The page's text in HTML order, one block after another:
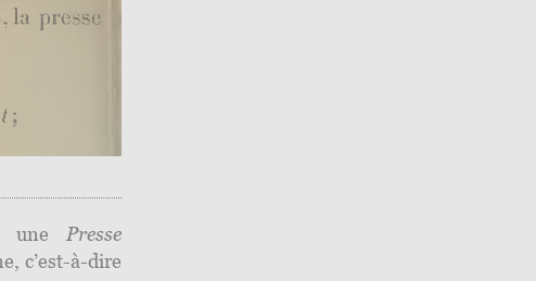
: unePresse
c’est-à-dire